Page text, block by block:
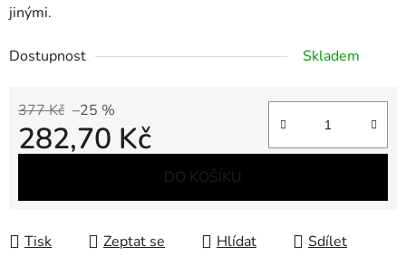
jinými.
Dostupnost Skladem
377 Kč –25 %
282,70 Kč
DO KOŠÍKU
Tisk Zeptat se Hlídat Sdílet